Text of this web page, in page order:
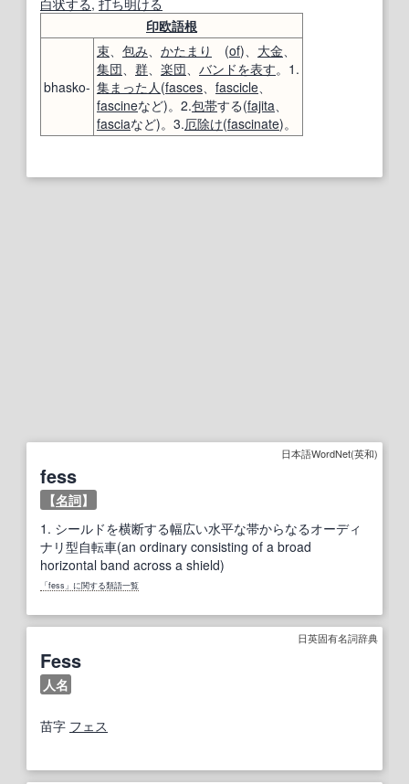
印欧語根
bhasko-
束 包み かたまり (of)、 大金
集団
群 楽団 バンドを表す。1.
集まった 人 (fasces fascicle
fascineなど)。2.包帯する(fajita
fasciaなど)。3.厄除け(fascinate)。
日本語WordNet(英和)
fess
【名詞】
1. シールドを横断する幅広い水平な帯からなるオーディ
ナリ型自転車(an ordinary consisting of a broad
horizontal band across a shield)
「fess」に関する類語一覧
日英固有名詞辞典
Fess
人名
苗字 フェス